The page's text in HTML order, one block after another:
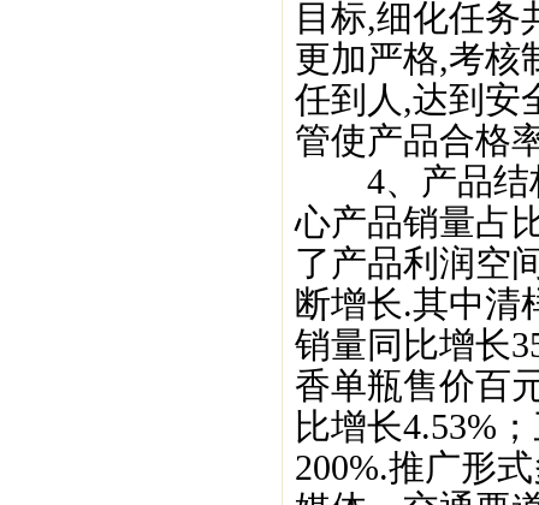
目标,细化任务
更加严格,考核
任到人,达到安
管使产品合格
4、产品结构
心产品销量占
了产品利润空
断增长.其中清
销量同比增长
香单瓶售价百
比增长4.53%
200%.推广形